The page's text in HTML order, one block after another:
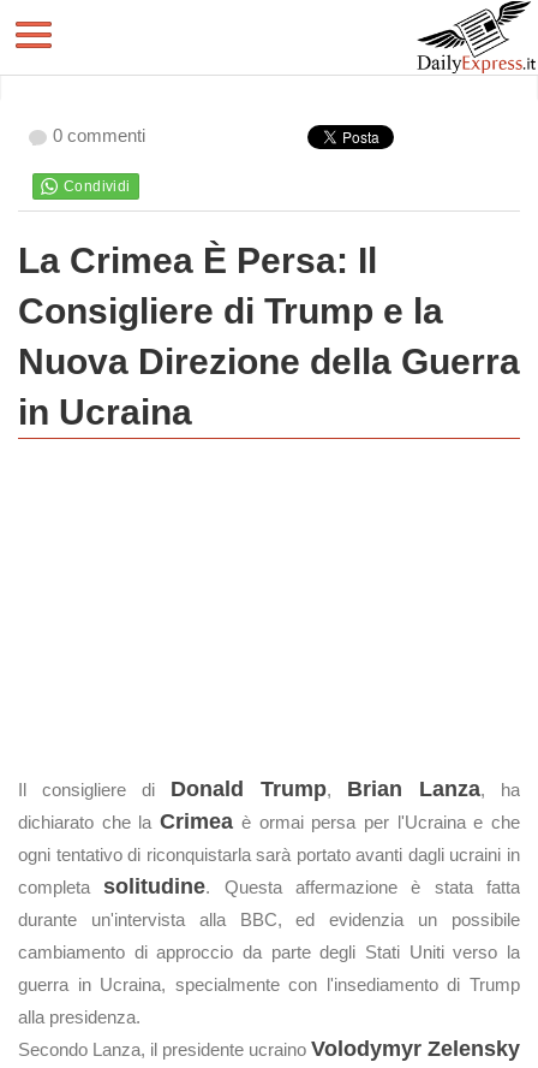
0 commenti
La Crimea È Persa: Il
Consigliere di Trump e la
Nuova Direzione della Guerra
in Ucraina
Il consigliere di Donald Trump, Brian Lanza, ha
dichiarato che laCrimea è ormai persa per l'Ucraina e che
ogni tentativo di riconquistarla sarà portato avanti dagli ucraini in
completasolitudine. Questa affermazione è stata fatta
durante un'intervista alla BBC, ed evidenzia un possibile
cambiamento di approccio da parte degli Stati Uniti verso la
guerra in Ucraina, specialmente con l'insediamento di Trump
alla presidenza.
Secondo Lanza, il presidente ucraino Volodymyr Zelensky